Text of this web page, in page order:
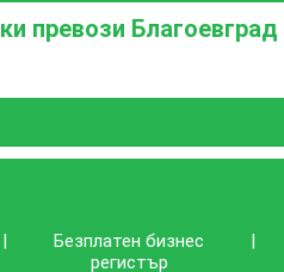
превози Благоевград
|
Безплатен бизнес
регистър
|